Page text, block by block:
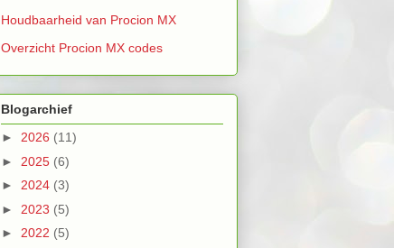
Houdbaarheid van Procion MX
Overzicht Procion MX codes
Blogarchief
► 2026 (11)
► 2025 (6)
► 2024 (3)
► 2023 (5)
► 2022 (5)